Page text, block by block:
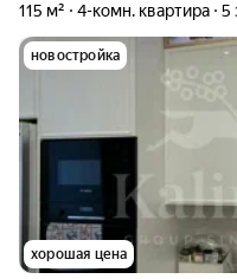
115 м² 4-комн. квартира 5
новостройка
хорошая цена